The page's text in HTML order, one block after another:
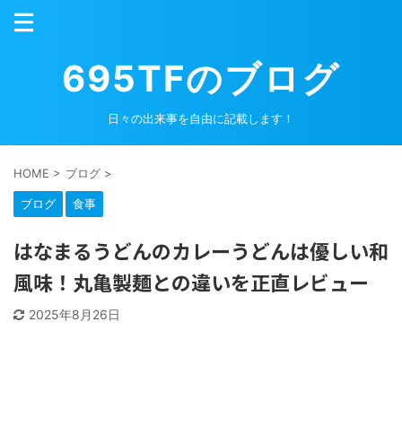
695TFのブログ
日々の出来事を自由に記載します！
HOME > ブログ >
ブログ 食事
はなまるうどんのカレーうどんは優しい和
風味！丸亀製麺との違いを正直レビュー
2025年8月26日